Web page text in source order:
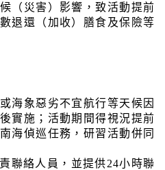
（災害）影響，致活動提前
退還（加收）膳食及保險等
海象惡劣不宜航行等天候因
實施；活動期間得視況提前
海偵巡任務，研習活動併同
聯絡人員，並提供24小時聯